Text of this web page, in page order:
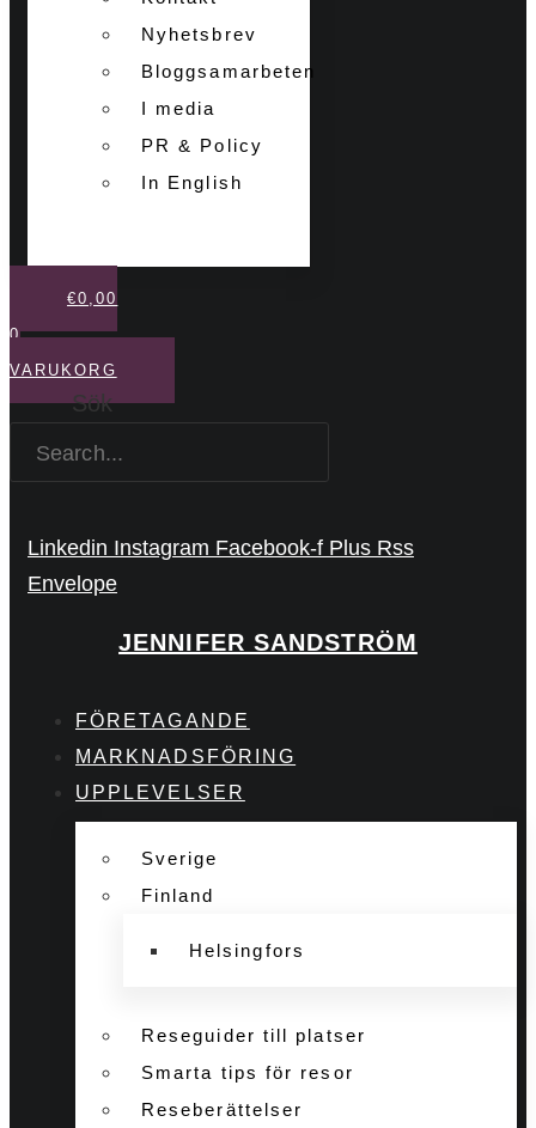
Nyhetsbrev
Bloggsamarbeten
I media
PR & Policy
In English
€0,00
0
VARUKORG
Sök
Linkedin Instagram Facebook-f Plus Rss
Envelope
JENNIFER SANDSTRÖM
FÖRETAGANDE
MARKNADSFÖRING
UPPLEVELSER
Sverige
Finland
Helsingfors
Reseguider till platser
Smarta tips för resor
Reseberättelser